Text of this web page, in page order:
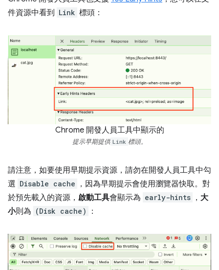
件資源中看到 Link 標頭：
Chrome 開發人員工具中顯示的
提示早期提供 Link 標頭。
請注意，如要使用早期提示資源，請勿在開發人員工具中勾
選 Disable cache
，因為早期提示會使用瀏覽器快取。對
於預先載入的資源， 啟動工具會顯示為 early-hints ， 大
小則為 (Disk cache) ：